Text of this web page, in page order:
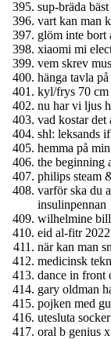
sup-bräda
vart kan man
glöm inte bort
xiaomi mi
vem skrev
hänga tavla
kyl/frys 70 cm
nu har vi ljus
vad kostar det
shl: leksands
hemma på
the beginning
philips steam
varför ska du
insulinpennan
wilhelmine
eid al-fitr
när kan man
medicinsk
dance in front
gary oldman
pojken med
utesluta
oral b genius